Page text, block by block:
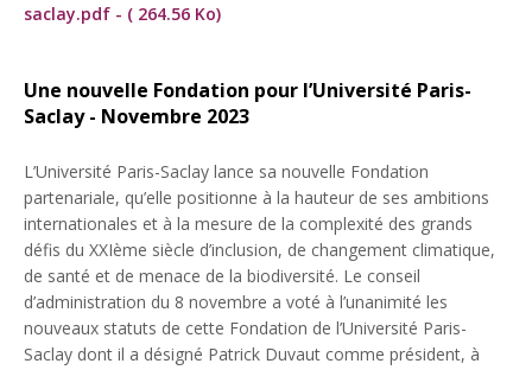
saclay.pdf - ( 264.56 Ko)
Une nouvelle Fondation pour l’Université Paris-
Saclay - Novembre 2023
L’Université Paris-Saclay lance sa nouvelle Fondation
partenariale, qu’elle positionne à la hauteur de ses ambitions
internationales et à la mesure de la complexité des grands
défis du XXIème siècle d’inclusion, de changement climatique,
de santé et de menace de la biodiversité. Le conseil
d’administration du 8 novembre a voté à l’unanimité les
nouveaux statuts de cette Fondation de l’Université Paris-
Saclay dont il a désigné Patrick Duvaut comme président, à